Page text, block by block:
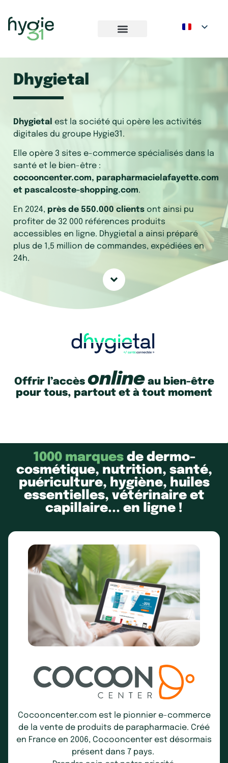
Dhygietal
Dhygietal est la société qui opère les activités
digitales du groupe Hygie31.
Elle opère 3 sites e-commerce spécialisés dans la
santé et le bien-être :
cocooncenter.com, parapharmacielafayette.com
et pascalcoste-shopping.com.
En 2024, près de 550.000 clients ont ainsi pu
profiter de 32 000 références produits
accessibles en ligne. Dhygietal a ainsi préparé
plus de 1,5 million de commandes, expédiées en
24h.
Offrir l’accès onlineau bien-être
pour tous, partout et à tout moment
1000 marquesde dermo-
cosmétique, nutrition, santé,
puériculture, hygiène, huiles
essentielles, vétérinaire et
capillaire... en ligne !
Cocooncenter.com est le pionnier e-commerce
de la vente de produits de parapharmacie. Créé
en France en 2006, Cocooncenter est désormais
présent dans 7 pays.